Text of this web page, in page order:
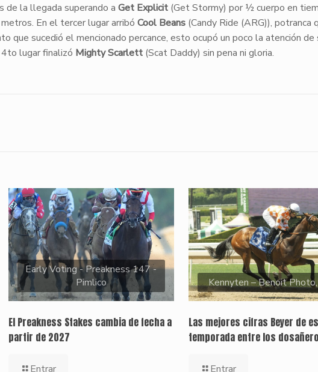
de la llegada superando a Get Explicit(Get Stormy) por ½ cuerpo en
En el tercer lugar arribó Cool Beans(Candy Ride (ARG)), potranca
que sucedió el mencionado percance, esto ocupó un poco la atención de
lugar finalizó Mighty Scarlett (Scat Daddy) sin pena ni gloria.
Early Voting - Preakness 147 -
Pimlico
El Preakness Stakes cambia de fecha a
partir de 2027
Entrar
Kennyten – Benoit
Las mejores cifras Beyer de
temporada entre los
Entrar